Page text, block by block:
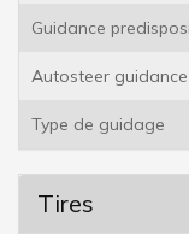
Guidance
Autosteer guidance
Type de guidage
Tires